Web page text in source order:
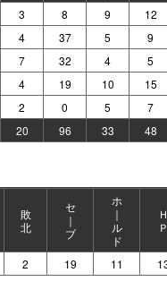
3 8 9
12
4 37 5
9
7 32 4
5
4 19 10
15
2 0 5
7
20 96 33 48
敗
北
セ
｜
ブ
ホ
｜
ル
ド
2 19 11